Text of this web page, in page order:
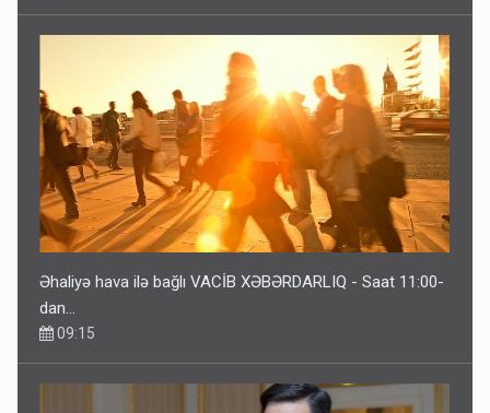
Əhaliyə hava ilə bağlı VACİB XƏBƏRDARLIQ - Saat 11:00-
dan…
09:15